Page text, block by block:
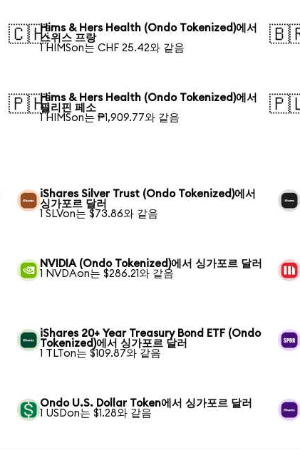
🇨🇭Hims & Hers Health (Ondo Tokenized)에서
스위스 프랑
1 HIMSon는 CHF 25.42와 같음
🇵🇭Hims & Hers Health (Ondo Tokenized)에서
필리핀 페소
1 HIMSon는 ₱1,909.77와 같음
iShares Silver Trust (Ondo Tokenized)에서
싱가포르 달러
1 SLVon는 $73.86와 같음
NVIDIA (Ondo Tokenized)에서 싱가포르 달러
1 NVDAon는 $286.21와 같음
iShares 20+ Year Treasury Bond ETF (Ondo
Tokenized)에서 싱가포르 달러
1 TLTon는 $109.87와 같음
Ondo U.S. Dollar Token에서 싱가포르 달러
1 USDon는 $1.28와 같음